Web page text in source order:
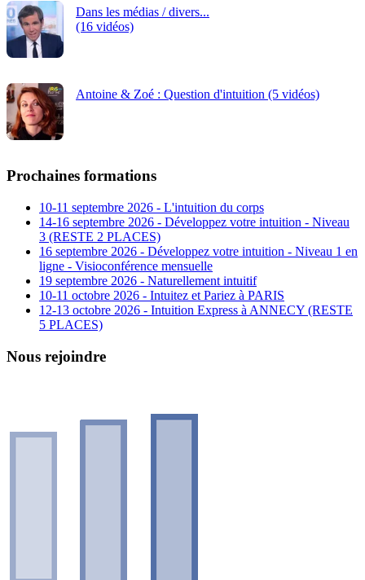
Dans les médias / divers...
(16 vidéos)
Antoine & Zoé : Question d'intuition (5 vidéos)
Prochaines formations
10-11 septembre 2026 - L'intuition du corps
14-16 septembre 2026 - Développez votre intuition - Niveau
3 (RESTE 2 PLACES)
16 septembre 2026 - Développez votre intuition - Niveau 1 en
ligne - Visioconférence mensuelle
19 septembre 2026 - Naturellement intuitif
10-11 octobre 2026 - Intuitez et Pariez à PARIS
12-13 octobre 2026 - Intuition Express à ANNECY (RESTE
5 PLACES)
Nous rejoindre